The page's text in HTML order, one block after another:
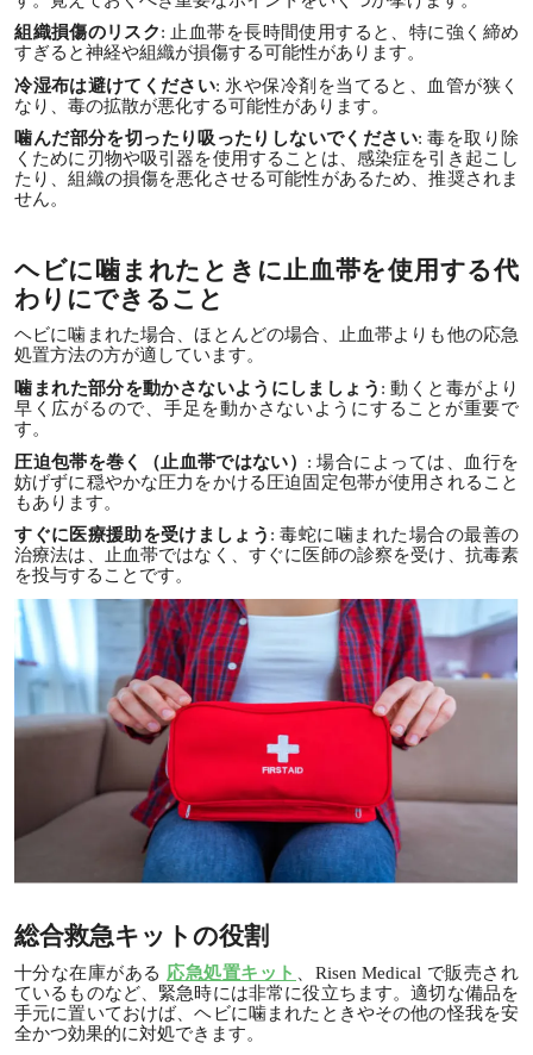
組織損傷のリスク: 止血帯を長時間使用すると、特に強く締め
すぎると神経や組織が損傷する可能性があります。
冷湿布は避けてください: 氷や保冷剤を当てると、血管が狭く
なり、毒の拡散が悪化する可能性があります。
噛んだ部分を切ったり吸ったりしないでください: 毒を取り除
くために刃物や吸引器を使用することは、感染症を引き起こし
たり、組織の損傷を悪化させる可能性があるため、推奨されま
せん。
ヘビに噛まれたときに止血帯を使用する代
わりにできること
ヘビに噛まれた場合、ほとんどの場合、止血帯よりも他の応急
処置方法の方が適しています。
噛まれた部分を動かさないようにしましょう : 動くと毒がより
早く広がるので、手足を動かさないようにすることが重要で
す。
圧迫包帯を巻く（止血帯ではない） : 場合によっては、血行を
妨げずに穏やかな圧力をかける圧迫固定包帯が使用されること
もあります。
すぐに医療援助を受けましょう : 毒蛇に噛まれた場合の最善の
治療法は、止血帯ではなく、すぐに医師の診察を受け、抗毒素
を投与することです。
総合救急キットの役割
十分な在庫がある 応急処置キット
、Risen Medical で販売され
ているものなど、緊急時には非常に役立ちます。適切な備品を
手元に置いておけば、ヘビに噛まれたときやその他の怪我を安
全かつ効果的に対処できます。